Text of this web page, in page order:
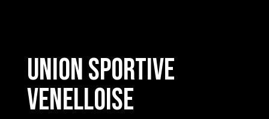
UNION SPORTIVE
VENELLOISE